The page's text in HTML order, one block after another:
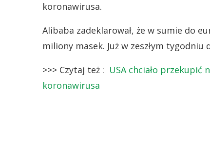
koronawirusa.
Alibaba zadeklarował, że w sumie do
miliony masek. Już w zeszłym
>>> Czytaj też : USA chciało przekupić
koronawirusa